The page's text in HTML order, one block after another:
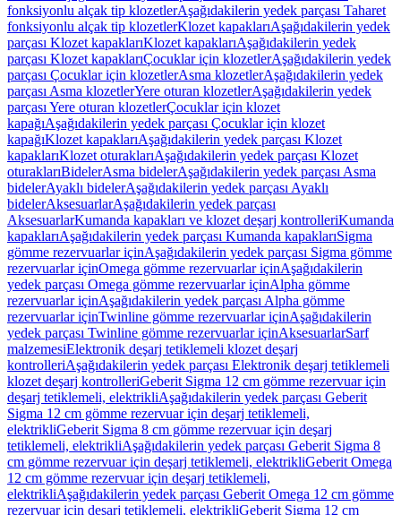
fonksiyonlu alçak tip klozetlerAşağıdakilerin yedek parçası Taharet
fonksiyonlu alçak tip klozetlerKlozet kapaklarıAşağıdakilerin yedek
parçası Klozet kapaklarıKlozet kapaklarıAşağıdakilerin yedek
parçası Klozet kapaklarıÇocuklar için klozetlerAşağıdakilerin yedek
parçası Çocuklar için klozetlerAsma klozetlerAşağıdakilerin yedek
parçası Asma klozetlerYere oturan klozetlerAşağıdakilerin yedek
parçası Yere oturan klozetlerÇocuklar için klozet
kapağıAşağıdakilerin yedek parçası Çocuklar için klozet
kapağıKlozet kapaklarıAşağıdakilerin yedek parçası Klozet
kapaklarıKlozet oturaklarıAşağıdakilerin yedek parçası Klozet
oturaklarıBidelerAsma bidelerAşağıdakilerin yedek parçası Asma
bidelerAyaklı bidelerAşağıdakilerin yedek parçası Ayaklı
bidelerAksesuarlarAşağıdakilerin yedek parçası
AksesuarlarKumanda kapakları ve klozet deşarj kontrolleriKumanda
kapaklarıAşağıdakilerin yedek parçası Kumanda kapaklarıSigma
gömme rezervuarlar içinAşağıdakilerin yedek parçası Sigma gömme
rezervuarlar içinOmega gömme rezervuarlar içinAşağıdakilerin
yedek parçası Omega gömme rezervuarlar içinAlpha gömme
rezervuarlar içinAşağıdakilerin yedek parçası Alpha gömme
rezervuarlar içinTwinline gömme rezervuarlar içinAşağıdakilerin
yedek parçası Twinline gömme rezervuarlar içinAksesuarlarSarf
malzemesiElektronik deşarj tetiklemeli klozet deşarj
kontrolleriAşağıdakilerin yedek parçası Elektronik deşarj tetiklemeli
klozet deşarj kontrolleriGeberit Sigma 12 cm gömme rezervuar için
deşarj tetiklemeli, elektrikliAşağıdakilerin yedek parçası Geberit
Sigma 12 cm gömme rezervuar için deşarj tetiklemeli,
elektrikliGeberit Sigma 8 cm gömme rezervuar için deşarj
tetiklemeli, elektrikliAşağıdakilerin yedek parçası Geberit Sigma 8
cm gömme rezervuar için deşarj tetiklemeli, elektrikliGeberit Omega
12 cm gömme rezervuar için deşarj tetiklemeli,
elektrikliAşağıdakilerin yedek parçası Geberit Omega 12 cm gömme
rezervuar için deşarj tetiklemeli, elektrikliGeberit Sigma 12 cm